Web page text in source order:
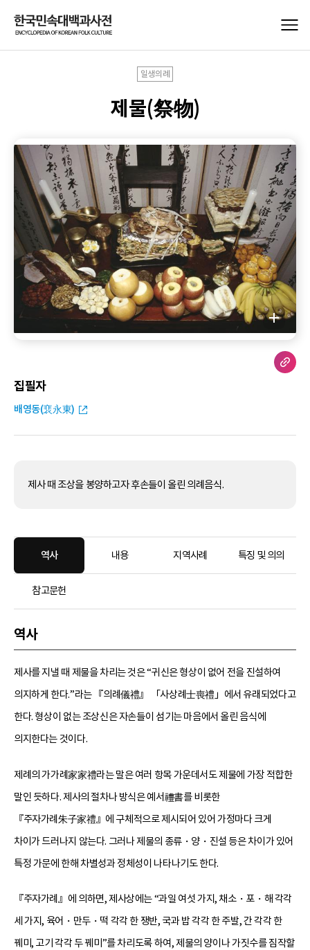
일생의례
제물(祭物)
집필자
배영동(裵永東)
제사 때 조상을 봉양하고자 후손들이 올린 의례음식.
역사 내용 지역사례 특징 및 의의
참고문헌
역사
제사를 지낼 때 제물을 차리는 것은 “귀신은 형상이 없어 전을 진설하여
의지하게 한다.”라는 『의례儀禮』 「사상례士喪禮」에서 유래되었다고
한다. 형상이 없는 조상신은 자손들이 섬기는 마음에서 올린 음식에
의지한다는 것이다.
제례의 가가례家家禮라는 말은 여러 항목 가운데서도 제물에 가장 적합한
말인 듯하다. 제사의 절차나 방식은 예서禮書를 비롯한
『주자가례朱子家禮』에 구체적으로 제시되어 있어 가정마다 크게
차이가 드러나지 않는다. 그러나 제물의 종류・양・진설 등은 차이가 있어
특정 가문에 한해 차별성과 정체성이 나타나기도 한다.
『주자가례』에 의하면, 제사상에는 “과일 여섯 가지, 채소・포・해 각각
세 가지, 육어・만두・떡 각각 한 쟁반, 국과 밥 각각 한 주발, 간 각각 한
꿰미, 고기 각각 두 꿰미”를 차리도록 하여, 제물의 양이나 가짓수를 짐작할